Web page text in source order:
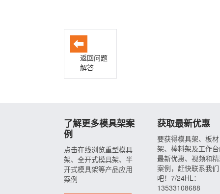
返回问题
解答
了解更多模具架案
例
点击在线浏览重型模具
架、全开式模具架、半
开式模具架等产品应用
案例
获取最新优惠
要获得模具架、板材
架、棒料架及工作
最新优惠、视频和
案例，赶快联系我们
吧！7/24HL：
13533108688